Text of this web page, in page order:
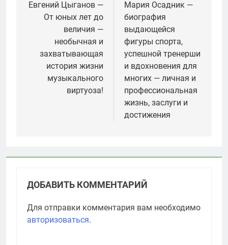
по
записям
Евгений Цыганов —
От юных лет до
величия —
необычная и
захватывающая
история жизни
музыкального
виртуоза!
Мария Осадник —
биография
выдающейся
фигуры спорта,
успешной тренерши
и вдохновения для
многих — личная и
профессиональная
жизнь, заслуги и
достижения
ДОБАВИТЬ КОММЕНТАРИЙ
Для отправки комментария вам необходимо
авторизоваться.